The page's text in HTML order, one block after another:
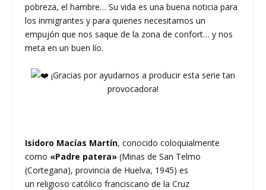
pobreza, el hambre… Su vida es una buena noticia para
los inmigrantes y para quienes necesitamos un
empujón que nos saque de la zona de confort… y nos
meta en un buen lío.
¡Gracias por ayudarnos a producir esta serie tan
provocadora!
Isidoro Macías Martín, conocido coloquialmente
como «Padre patera» (Minas de San Telmo​
(Cortegana), provincia de Huelva, 1945) es
un religioso católico franciscano de la Cruz